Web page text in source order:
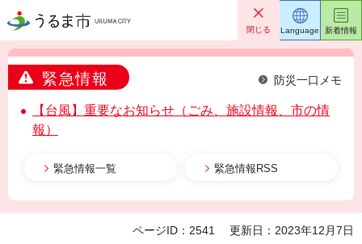
うるま市 閉じる
緊急情報 防災一口メモ
【台風】重要なお知らせ（ごみ、施設情報、市の情
報）
緊急情報一覧 緊急情報RSS
Language 新着情報
ページID：2541 更新日：2023年12月7日